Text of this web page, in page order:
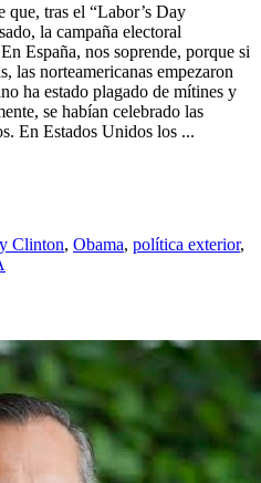
que, tras el “Labor’s Day
la campaña electoral
España, nos soprende, porque si
las norteamericanas empezaron
ha estado plagado de mítines y
se habían celebrado las
En Estados Unidos los ...
Clinton, Obama, política exterior,